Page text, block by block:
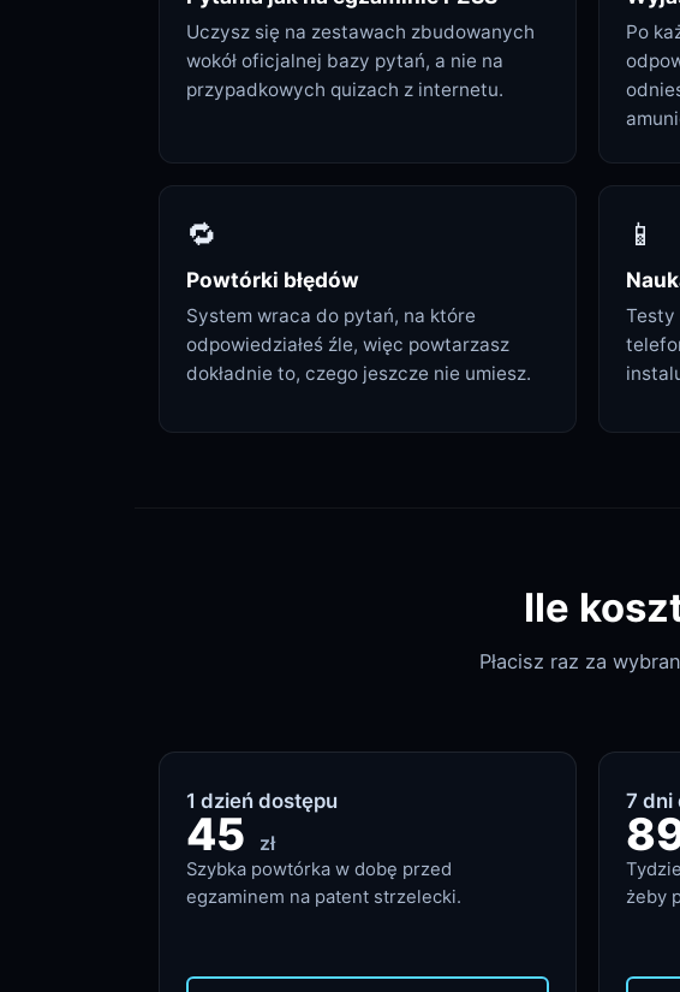
Uczysz się na zestawach zbudowanych
wokół oficjalnej bazy pytań, a nie na
przypadkowych quizach z internetu.
Po
🔁
Powtórki błędów
System wraca do pytań, na które
odpowiedziałeś źle, więc powtarzasz
dokładnie to, czego jeszcze nie umiesz.
📱
Testy
Ile
Płacisz raz za
1 dzień dostępu
45 zł
Szybka powtórka w dobę przed
egzaminem na patent strzelecki.
7 dni
żeby